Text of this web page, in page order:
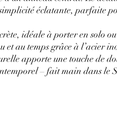
éclatante, parfaite
idéale à porter en solo
et au temps grâce à l’acier
apporte une touche de
– fait main dans le